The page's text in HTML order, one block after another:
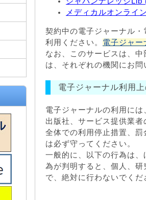
メディカルオンライ
契約中の電子ジャーナル
利用ください。 電子ジャー
なお、このサービスは、
は、それぞれの機関にお問
電子ジャーナル利用
電子ジャーナルの利用に
出版社、サービス提供業
全体での利用停止措置、
は必ず守ってください。
一般的に、以下の行為は
為が判明すると、個人、
で、絶対に行わないでくだ